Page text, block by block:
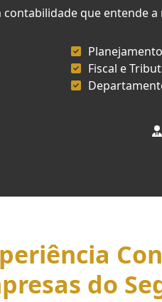
contabilidade que entende
Fiscal e
do